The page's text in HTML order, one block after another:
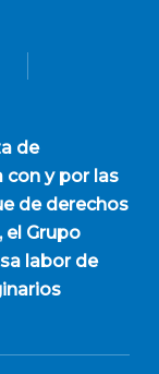
de
y por las
de derechos
el Grupo
labor de